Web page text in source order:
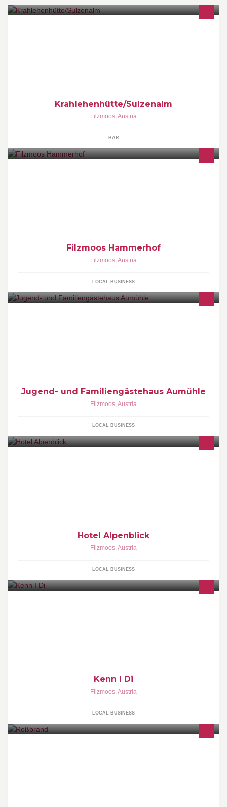
Krahlehenhütte/Sulzenalm
Filzmoos,Austria
BAR
Filzmoos Hammerhof
Filzmoos,Austria
LOCAL BUSINESS
Jugend- und Familiengästehaus Aumühle
Filzmoos,Austria
LOCAL BUSINESS
Hotel Alpenblick
Filzmoos,Austria
LOCAL BUSINESS
Kenn I Di
Filzmoos,Austria
LOCAL BUSINESS